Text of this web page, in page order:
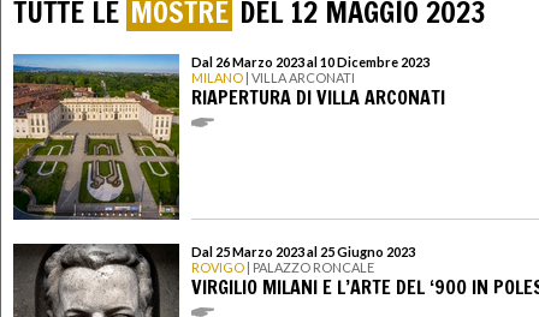
TUTTE LE MOSTRE DEL 12 MAGGIO 2023
Dal 26 Marzo 2023 al 10 Dicembre 2023
MILANO | VILLA ARCONATI
RIAPERTURA DI VILLA ARCONATI
Dal 25 Marzo 2023 al 25 Giugno 2023
ROVIGO | PALAZZO RONCALE
VIRGILIO MILANI E L’ARTE DEL ‘900 IN